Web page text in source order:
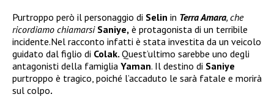
Purtroppo però il personaggio di Selin in Terra Amara, che
ricordiamo chiamarsi Saniye, è protagonista di un terribile
incidente.Nel racconto infatti è stata investita da un veicolo
guidato dal figlio di Colak. Quest’ultimo sarebbe uno degli
antagonisti della famiglia Yaman. Il destino di Saniye
purtroppo è tragico, poiché l’accaduto le sarà fatale e morirà
sul colpo.